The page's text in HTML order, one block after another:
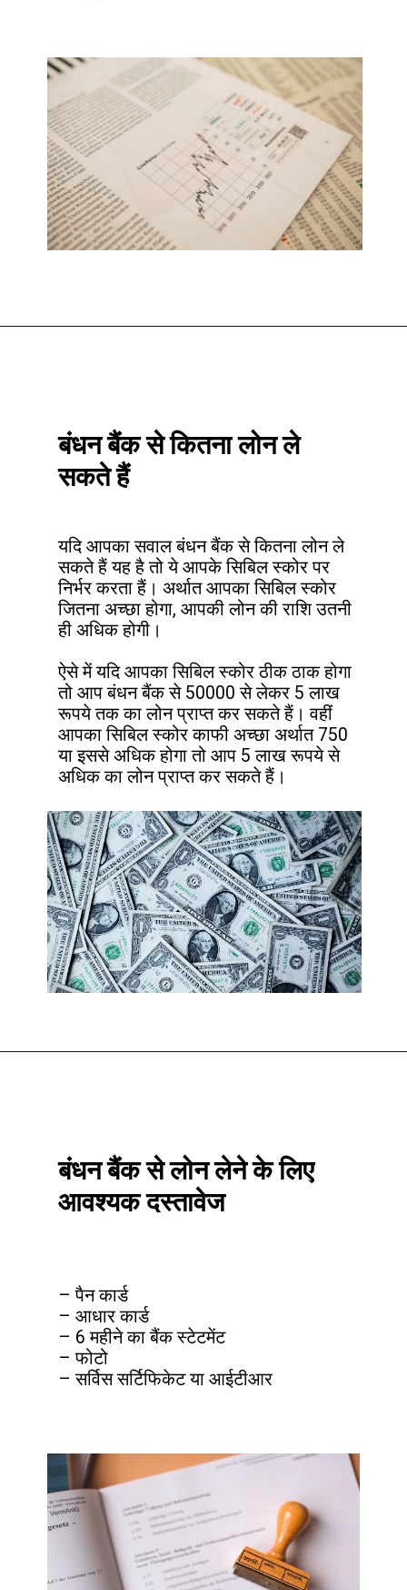
बंधन बैंक से कितना लोन ले
सकते हैं
यदि आपका सवाल बंधन बैंक से कितना लोन ले
सकते हैं यह है तो ये आपके सिबिल स्कोर पर
निर्भर करता हैं। अर्थात आपका सिबिल स्कोर
जितना अच्छा होगा, आपकी लोन की राशि उतनी
ही अधिक होगी।
ऐसे में यदि आपका सिबिल स्कोर ठीक ठाक होगा
तो आप बंधन बैंक से 50000 से लेकर 5 लाख
रूपये तक का लोन प्राप्त कर सकते हैं। वहीं
आपका सिबिल स्कोर काफी अच्छा अर्थात 750
या इससे अधिक होगा तो आप 5 लाख रूपये से
अधिक का लोन प्राप्त कर सकते हैं।
बंधन बैंक से लोन लेने के लिए
आवश्यक दस्तावेज
– पैन कार्ड
– आधार कार्ड
– 6 महीने का बैंक स्टेटमेंट
– फोटो
– सर्विस सर्टिफिकेट या आईटीआर